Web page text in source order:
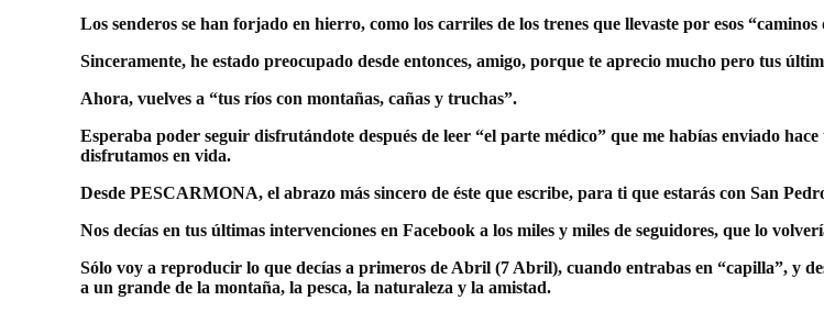
Los senderos se han forjado en hierro, como los carriles de los trenes que llevaste por esos
Sinceramente, he estado preocupado desde entonces, amigo, porque te aprecio mucho pero tus
Ahora, vuelves a “tus ríos con montañas, cañas y truchas”.
Esperaba poder seguir disfrutándote después de leer “el parte médico” que me habías enviado
disfrutamos en vida.
Desde PESCARMONA, el abrazo más sincero de éste que escribe, para ti que estarás con San
Nos decías en tus últimas intervenciones en Facebook a los miles y miles de seguidores, que lo
Sólo voy a reproducir lo que decías a primeros de Abril (7 Abril), cuando entrabas en “capilla”, y
a un grande de la montaña, la pesca, la naturaleza y la amistad.